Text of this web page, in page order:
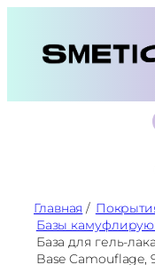
содержимому
Главная /
Базы
База для гель-
Base Camouflage,